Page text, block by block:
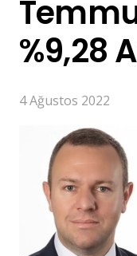
%9,28
4 Ağustos 2022